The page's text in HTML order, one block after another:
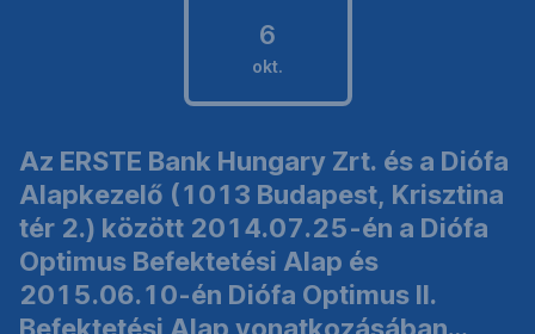
6
okt.
2017.
október
6.
Az ERSTE Bank Hungary Zrt. és a Diófa
Alapkezelő (1013 Budapest, Krisztina
tér 2.) között 2014.07.25-én a Diófa
Optimus Befektetési Alap és
2015.06.10-én Diófa Optimus II.